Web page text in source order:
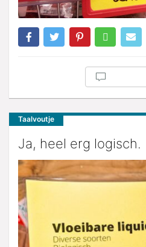
Taalvoutje
Ja, heel erg logisch.